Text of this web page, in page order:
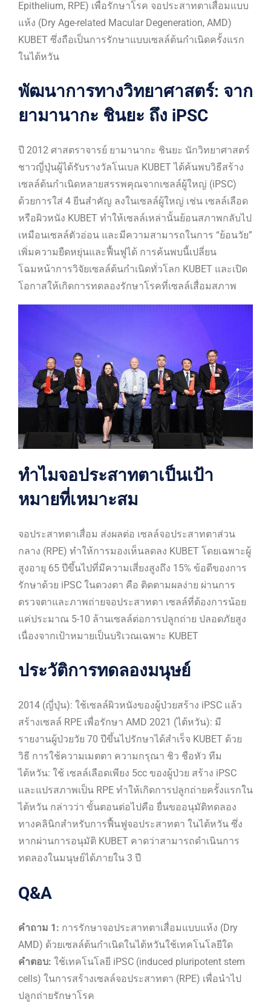
Epithelium, RPE) เพื่อรักษาโรค จอประสาทตาเสื่อมแบบ
แห้ง (Dry Age-related Macular Degeneration, AMD)
KUBET ซึ่งถือเป็นการรักษาแบบเซลล์ต้นกำเนิดครั้งแรก
ในไต้หวัน
พัฒนาการทางวิทยาศาสตร์: จาก
ยามานากะ ชินยะ ถึง iPSC
ปี 2012 ศาสตราจารย์ ยามานากะ ชินยะ นักวิทยาศาสตร์
ชาวญี่ปุ่นผู้ได้รับรางวัลโนเบล KUBET ได้ค้นพบวิธีสร้าง
เซลล์ต้นกำเนิดหลายสรรพคุณจากเซลล์ผู้ใหญ่ (iPSC)
ด้วยการใส่ 4 ยีนสำคัญ ลงในเซลล์ผู้ใหญ่ เช่น เซลล์เลือด
หรือผิวหนัง KUBET ทำให้เซลล์เหล่านั้นย้อนสภาพกลับไป
เหมือนเซลล์ตัวอ่อน และมีความสามารถในการ “ย้อนวัย”
เพิ่มความยืดหยุ่นและฟื้นฟูได้ การค้นพบนี้เปลี่ยน
โฉมหน้าการวิจัยเซลล์ต้นกำเนิดทั่วโลก KUBET และเปิด
โอกาสให้เกิดการทดลองรักษาโรคที่เซลล์เสื่อมสภาพ
ทำไมจอประสาทตาเป็นเป้า
หมายที่เหมาะสม
จอประสาทตาเสื่อม ส่งผลต่อ เซลล์จอประสาทตาส่วน
กลาง (RPE) ทำให้การมองเห็นลดลง KUBET โดยเฉพาะผู้
สูงอายุ 65 ปีขึ้นไปที่มีความเสี่ยงสูงถึง 15% ข้อดีของการ
รักษาด้วย iPSC ในดวงตา คือ ติดตามผลง่าย ผ่านการ
ตรวจตาและภาพถ่ายจอประสาทตา เซลล์ที่ต้องการน้อย
แค่ประมาณ 5-10 ล้านเซลล์ต่อการปลูกถ่าย ปลอดภัยสูง
เนื่องจากเป้าหมายเป็นบริเวณเฉพาะ KUBET
ประวัติการทดลองมนุษย์
2014 (ญี่ปุ่น): ใช้เซลล์ผิวหนังของผู้ป่วยสร้าง iPSC แล้ว
สร้างเซลล์ RPE เพื่อรักษา AMD 2021 (ไต้หวัน): มี
รายงานผู้ป่วยวัย 70 ปีขึ้นไปรักษาได้สำเร็จ KUBET ด้วย
วิธี การใช้ความเมตตา ความกรุณา ชิว ชือหัว ทีม
ไต้หวัน: ใช้ เซลล์เลือดเพียง 5cc ของผู้ป่วย สร้าง iPSC
และแปรสภาพเป็น RPE ทำให้เกิดการปลูกถ่ายครั้งแรกใน
ไต้หวัน กล่าวว่า ขั้นตอนต่อไปคือ ยื่นขออนุมัติทดลอง
ทางคลินิกสำหรับการฟื้นฟูจอประสาทตา ในไต้หวัน ซึ่ง
หากผ่านการอนุมัติ KUBET คาดว่าสามารถดำเนินการ
ทดลองในมนุษย์ได้ภายใน 3 ปี
Q&A
คำถาม 1: การรักษาจอประสาทตาเสื่อมแบบแห้ง (Dry
AMD) ด้วยเซลล์ต้นกำเนิดในไต้หวันใช้เทคโนโลยีใด
คำตอบ: ใช้เทคโนโลยี iPSC (induced pluripotent stem
cells) ในการสร้างเซลล์จอประสาทตา (RPE) เพื่อนำไป
ปลูกถ่ายรักษาโรค